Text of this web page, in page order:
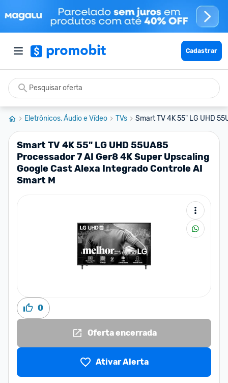
Cadastrar
Eletrônicos, Áudio e Vídeo TVs Smart TV 4K 55" LG UHD
Smart TV 4K 55" LG UHD 55UA85
Processador 7 AI Ger8 4K Super Upscaling
Google Cast Alexa Integrado Controle AI
Smart M
0
Oferta encerrada
Ativar Alerta